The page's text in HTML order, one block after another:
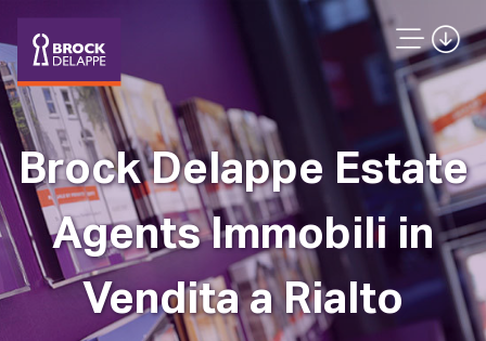
Brock Delappe Estate
Agents Immobili in
Vendita a Rialto